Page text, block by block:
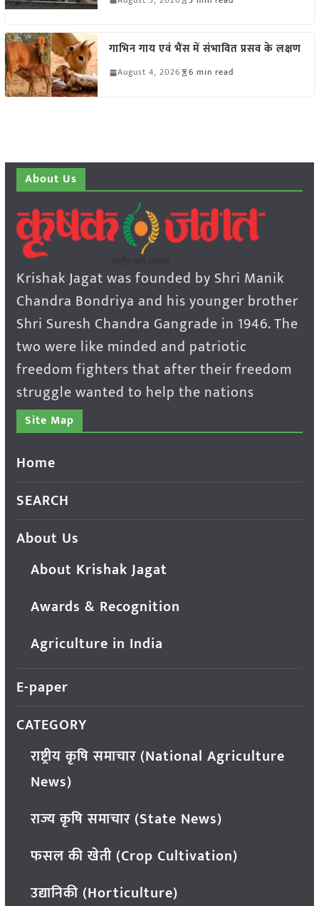
गाभिन गाय एवं भैंस में संभावित प्रसव के लक्षण
August 4, 2026 6 min read
About Us
Krishak Jagat was founded by Shri Manik
Chandra Bondriya and his younger brother
Shri Suresh Chandra Gangrade in 1946. The
two were like minded and patriotic
freedom fighters that after their freedom
struggle wanted to help the nations
Site Map
Home
SEARCH
About Us
About Krishak Jagat
Awards & Recognition
Agriculture in India
E-paper
CATEGORY
राष्ट्रीय कृषि समाचार (National Agriculture
News)
राज्य कृषि समाचार (State News)
फसल की खेती (Crop Cultivation)
उद्यानिकी (Horticulture)